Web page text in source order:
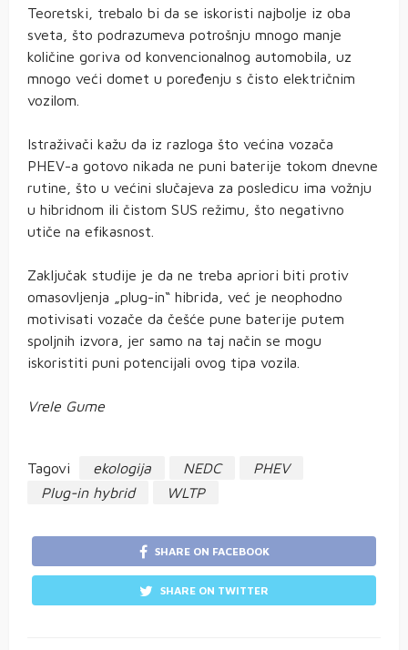
Teoretski, trebalo bi da se iskoristi najbolje iz oba
sveta, što podrazumeva potrošnju mnogo manje
količine goriva od konvencionalnog automobila, uz
mnogo veći domet u poređenju s čisto električnim
vozilom.
Istraživači kažu da iz razloga što većina vozača
PHEV-a gotovo nikada ne puni baterije tokom dnevne
rutine, što u većini slučajeva za posledicu ima vožnju
u hibridnom ili čistom SUS režimu, što negativno
utiče na efikasnost.
Zaključak studije je da ne treba apriori biti protiv
omasovljenja „plug-in“ hibrida, već je neophodno
motivisati vozače da češće pune baterije putem
spoljnih izvora, jer samo na taj način se mogu
iskoristiti puni potencijali ovog tipa vozila.
Vrele Gume
Tagovi ekologija NEDC
PHEV
Plug-in hybrid
WLTP
SHARE ON FACEBOOK
SHARE ON TWITTER